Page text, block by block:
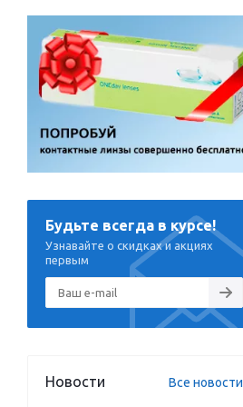
Будьте всегда в курсе!
Узнавайте о скидках и акциях
первым
Новости Все новости